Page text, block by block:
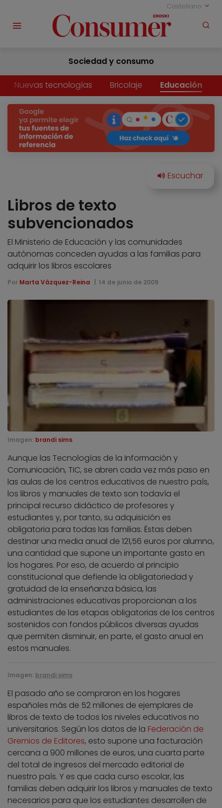
Castellano
Sociedad y consumo
Nuevas tecnologías Bricolaje Educación
Libros de texto
subvencionados
El Ministerio de Educación y las comunidades
autónomas conceden ayudas a las familias para
adquirir los libros escolares
Por Marta Vázquez-Reina 14 de junio de 2009
Imagen: brandi sims
Aunque las Tecnologías de la Información y
Comunicación, TIC, se abren cada vez más paso en
las aulas de los centros educativos de nuestro país,
los libros y manuales de texto son todavía el
principal recurso didáctico de profesores y
estudiantes y, por tanto, su adquisición es
obligatoria para todas las familias. Éstas deben
destinar una media anual de 121,56 euros por alumno,
una cantidad que supone un importante gasto en
los hogares. Por eso, de acuerdo al principio
constitucional que defiende la obligatoriedad y
gratuidad de la enseñanza básica, las
administraciones educativas proporcionan a los
estudiantes de las etapas obligatorias de los centros
sostenidos con fondos públicos diversas ayudas
que permiten disminuir, en parte, el gasto anual en
estos manuales.
Imagen: brandi sims
El pasado año se compraron en los hogares
españoles más de 52 millones de ejemplares de
libros de texto de todos los niveles educativos no
universitarios. Según los datos de la Federación de
Gremios de Editores, esto supone una facturación
cercana a 900 millones de euros, una cuarta parte
del total de ingresos del mercado editorial de
nuestro país. Y es que cada curso escolar, las
familias deben adquirir los libros y manuales de texto
necesarios para que los estudiantes desarrollen de